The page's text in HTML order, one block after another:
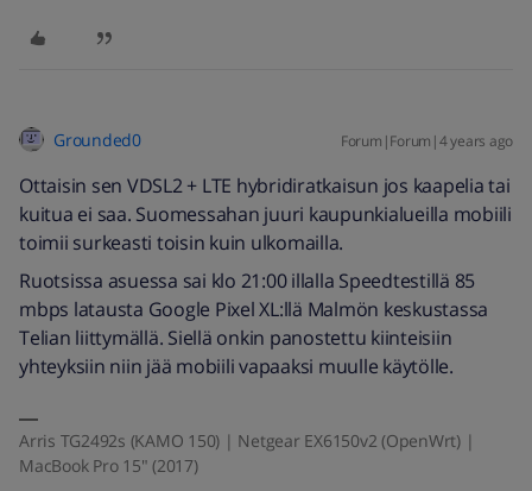
Grounded0 Forum|Forum|4 years ago
Ottaisin sen VDSL2 + LTE hybridiratkaisun jos kaapelia tai
kuitua ei saa. Suomessahan juuri kaupunkialueilla mobiili
toimii surkeasti toisin kuin ulkomailla.
Ruotsissa asuessa sai klo 21:00 illalla Speedtestillä 85
mbps latausta Google Pixel XL:llä Malmön keskustassa
Telian liittymällä. Siellä onkin panostettu kiinteisiin
yhteyksiin niin jää mobiili vapaaksi muulle käytölle.
Arris TG2492s (KAMO 150) | Netgear EX6150v2 (OpenWrt) |
MacBook Pro 15" (2017)